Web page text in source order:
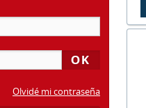
Olvidé mi contraseña